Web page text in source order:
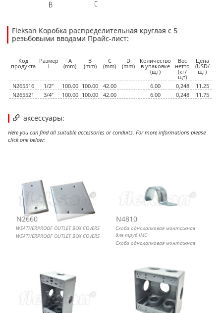
Fleksan Коробка распределительная круглая с 5
резьбовыми вводами Прайс-лист:
Код
продукта
Размер
I
A
(mm)
B
(mm)
C
(mm)
D
(mm)
Количество
в упаковке
(щт)
Вес
нетто
(кг/
щт)
Цена
(USD/
щт)
N265516
1/2” 100.00 100.00 42.00 6.00 0,248
11.25
N265521
3/4” 100.00 100.00 42.00 6.00 0,248 11.75
аксессуары:
Here you can find all suitable accessories or conduits. For more informations please
click one below:
N2660
WEATHERPROOF OUTLET BOX COVERS
WEATHERPROOF OUTLET BOX COVERS
N4810
Скоба однолапковая монтажная
для труб IMC
Скоба однолапковая монтажная